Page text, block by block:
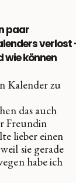
paar
verlost
wie können
Kalender zu
das auch
Freundin
lieber einen
sie gerade
habe ich